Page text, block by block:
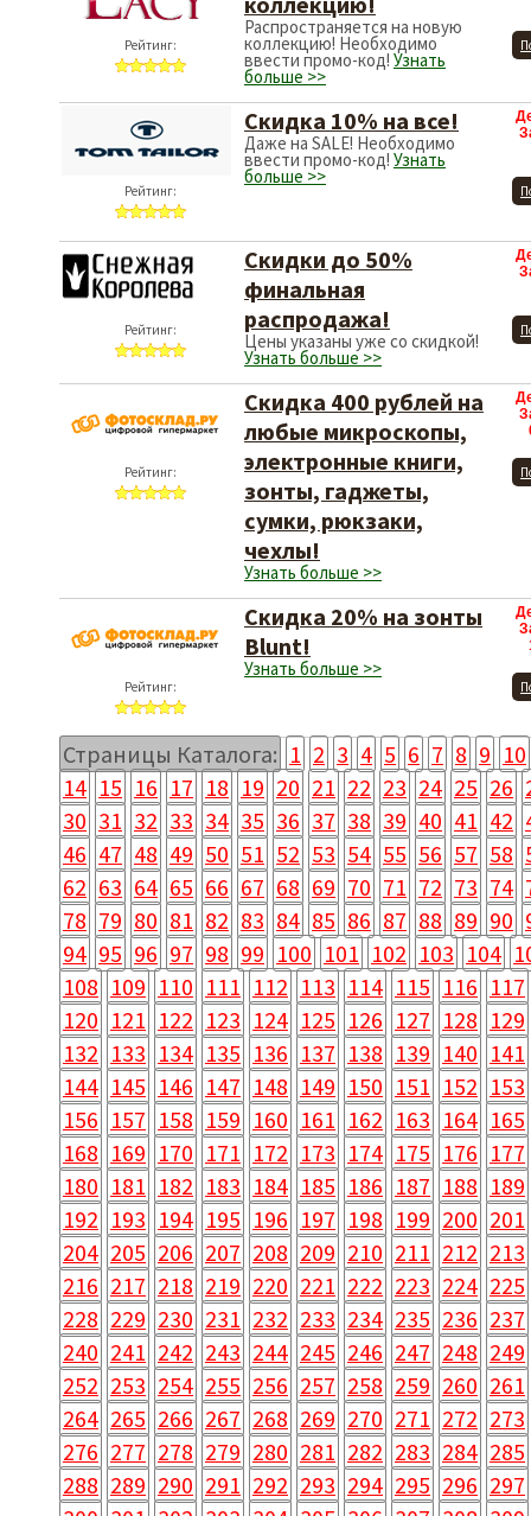
Рейтинг:
Распространяется на новую
коллекцию! Необходимо
ввести промо-код! Узнать
больше >>
Рейтинг:
Скидка 10% на все!
Даже на SALE! Необходимо
ввести промо-код! Узнать
больше >>
Рейтинг:
Скидки до 50%
финальная
распродажа!
Цены указаны уже со скидкой!
Узнать больше >>
Рейтинг:
Скидка 400 рублей на
любые микроскопы,
электронные книги,
зонты, гаджеты,
сумки, рюкзаки,
чехлы!
Узнать больше >>
Рейтинг:
Скидка 20% на зонты
Blunt!
Узнать больше >>
Страницы Каталога: 1 2 3 4 5 6 7 8 9 10
14 15 16 17 18 19 20 21 22 23 24 25 26
30 31 32 33 34 35 36 37 38 39 40 41 42
46 47 48 49 50 51 52 53 54 55 56 57 58
62 63 64 65 66 67 68 69 70 71 72 73 74
78 79 80 81 82 83 84 85 86 87 88 89 90
94 95 96 97 98 99 100 101 102 103 104
108 109 110 111 112 113 114 115 116 117
120 121 122 123 124 125 126 127 128 129
132 133 134 135 136 137 138 139 140 141
144 145 146 147 148 149 150 151 152 153
156 157 158 159 160 161 162 163 164 165
168 169 170 171 172 173 174 175 176 177
180 181 182 183 184 185 186 187 188 189
192 193 194 195 196 197 198 199 200 201
204 205 206 207 208 209 210 211 212 213
216 217 218 219 220 221 222 223 224 225
228 229 230 231 232 233 234 235 236 237
240 241 242 243 244 245 246 247 248 249
252 253 254 255 256 257 258 259 260 261
264 265 266 267 268 269 270 271 272 273
276 277 278 279 280 281 282 283 284 285
288 289 290 291 292 293 294 295 296 297